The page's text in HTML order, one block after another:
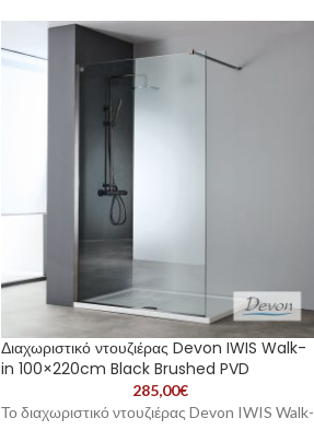
Διαχωριστικό ντουζιέρας Devon IWIS Walk-
in 100×220cm Black Brushed PVD
285,00€
Το διαχωριστικό ντουζιέρας Devon IWIS Walk-